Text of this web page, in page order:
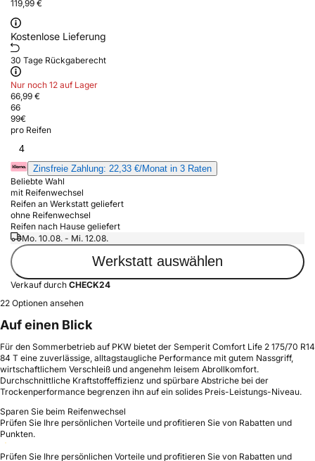
119,99 €
Kostenlose Lieferung
30 Tage Rückgaberecht
Nur noch 12 auf Lager
66,99 €
66
99€
pro Reifen
4
Zinsfreie Zahlung: 22,33 €/Monat in 3 Raten
Beliebte Wahl
mit Reifenwechsel
Reifen an Werkstatt geliefert
ohne Reifenwechsel
Reifen nach Hause geliefert
Mo. 10.08. - Mi. 12.08.
Werkstatt auswählen
Verkauf durch CHECK24
22 Optionen ansehen
Auf einen Blick
Für den Sommerbetrieb auf PKW bietet der Semperit Comfort Life 2 175/70 R14
84 T eine zuverlässige, alltagstaugliche Performance mit gutem Nassgriff,
wirtschaftlichem Verschleiß und angenehm leisem Abrollkomfort.
Durchschnittliche Kraftstoffeffizienz und spürbare Abstriche bei der
Trockenperformance begrenzen ihn auf ein solides Preis-Leistungs-Niveau.
Sparen Sie beim Reifenwechsel
Prüfen Sie Ihre persönlichen Vorteile und profitieren Sie von Rabatten und
Punkten.
Prüfen Sie Ihre persönlichen Vorteile und profitieren Sie von Rabatten und